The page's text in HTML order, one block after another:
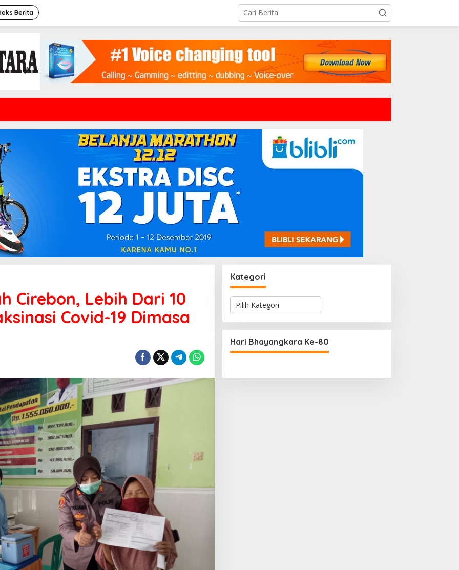
Berita
Cirebon, Lebih Dari 10
Covid-19 Dimasa
Kategori
K
e
g
o
r
Hari Bhayangkara Ke-80